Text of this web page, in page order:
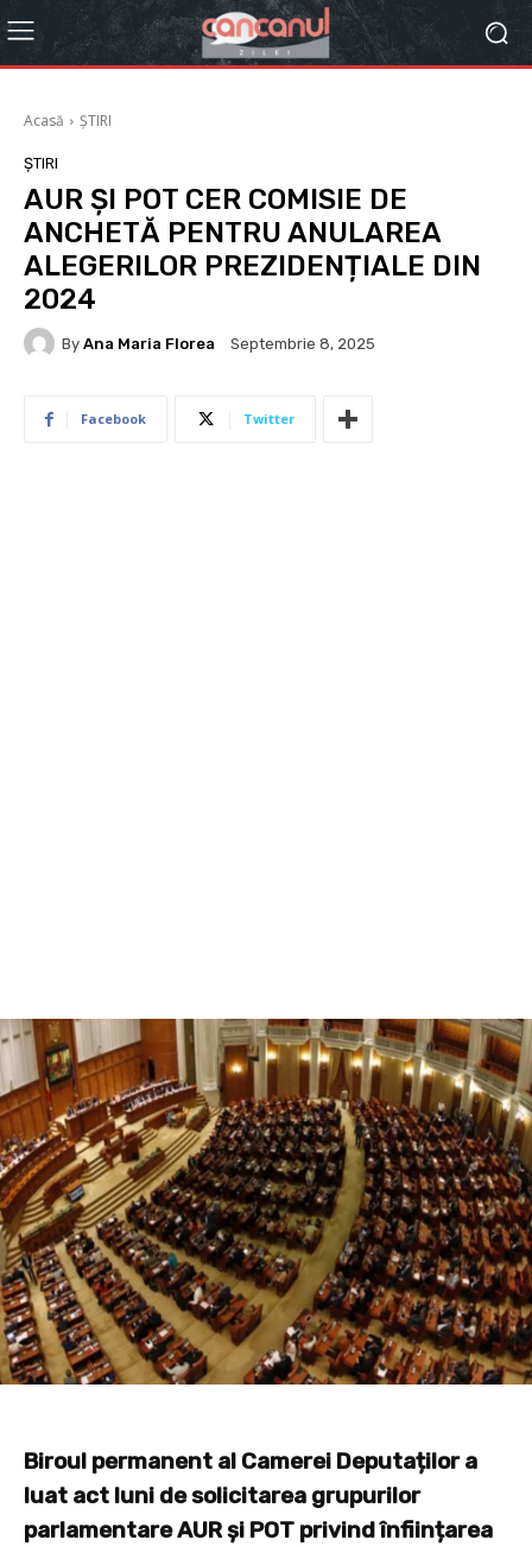
Acasă ȘTIRI
ȘTIRI
AUR ȘI POT CER COMISIE DE
ANCHETĂ PENTRU ANULAREA
ALEGERILOR PREZIDENȚIALE DIN
2024
By Ana Maria Florea Septembrie 8, 2025
Facebook Twitter
Biroul permanent al Camerei Deputaților a
luat act luni de solicitarea grupurilor
parlamentare AUR și POT privind înființarea